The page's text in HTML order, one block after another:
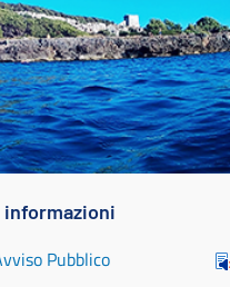
Pubblico